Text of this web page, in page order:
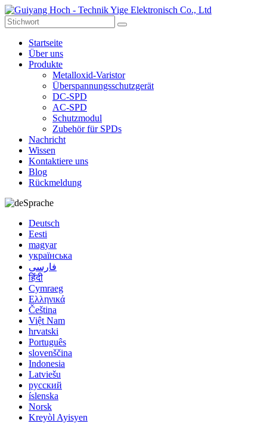
Startseite
Über uns
Produkte
Metalloxid-Varistor
Überspannungsschutzgerät
DC-SPD
AC-SPD
Schutzmodul
Zubehör für SPDs
Nachricht
Wissen
Kontaktiere uns
Blog
Rückmeldung
Sprache
Deutsch
Eesti
magyar
українська
فارسی
हिंदी
Cymraeg
Ελληνικά
Čeština
Việt Nam
hrvatski
Português
slovenščina
Indonesia
Latviešu
русский
íslenska
Norsk
Kreyòl Ayisyen